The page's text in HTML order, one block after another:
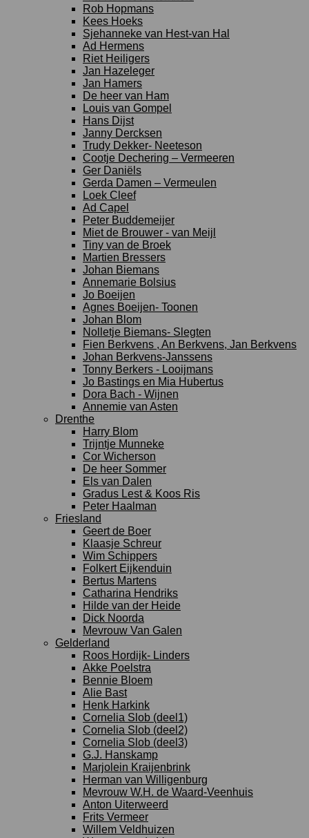
Rob Hopmans
Kees Hoeks
Sjehanneke van Hest-van Hal
Ad Hermens
Riet Heiligers
Jan Hazeleger
Jan Hamers
De heer van Ham
Louis van Gompel
Hans Dijst
Janny Dercksen
Trudy Dekker- Neeteson
Cootje Dechering – Vermeeren
Ger Daniëls
Gerda Damen – Vermeulen
Loek Cleef
Ad Capel
Peter Buddemeijer
Miet de Brouwer - van Meijl
Tiny van de Broek
Martien Bressers
Johan Biemans
Annemarie Bolsius
Jo Boeijen
Agnes Boeijen- Toonen
Johan Blom
Nolletje Biemans- Slegten
Fien Berkvens , An Berkvens, Jan Berkvens
Johan Berkvens-Janssens
Tonny Berkers - Looijmans
Jo Bastings en Mia Hubertus
Dora Bach - Wijnen
Annemie van Asten
Drenthe
Harry Blom
Trijntje Munneke
Cor Wicherson
De heer Sommer
Els van Dalen
Gradus Lest & Koos Ris
Peter Haalman
Friesland
Geert de Boer
Klaasje Schreur
Wim Schippers
Folkert Eijkenduin
Bertus Martens
Catharina Hendriks
Hilde van der Heide
Dick Noorda
Mevrouw Van Galen
Gelderland
Roos Hordijk- Linders
Akke Poelstra
Bennie Bloem
Alie Bast
Henk Harkink
Cornelia Slob (deel1)
Cornelia Slob (deel2)
Cornelia Slob (deel3)
G.J. Hanskamp
Marjolein Kraijenbrink
Herman van Willigenburg
Mevrouw W.H. de Waard-Veenhuis
Anton Uiterweerd
Frits Vermeer
Willem Veldhuizen